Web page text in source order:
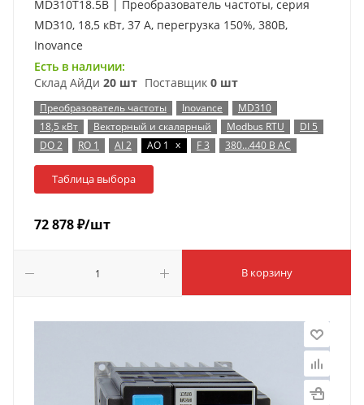
MD310T18.5B | Преобразователь частоты, серия
MD310, 18,5 кВт, 37 А, перегрузка 150%, 380B,
Inovance
Есть в наличии:
Склад АйДи 20 шт Поставщик 0 шт
Преобразователь частоты Inovance
MD310
18,5 кВт
Векторный и скалярный Modbus RTU
DI 5
DO 2
RO 1 AI 2 AO 1 x F 3 380…440 В AC
Таблица выбора
72 878₽/шт
В корзину